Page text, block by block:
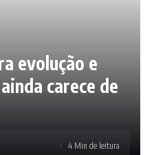
evolução e
carece de
4 Min de leitura